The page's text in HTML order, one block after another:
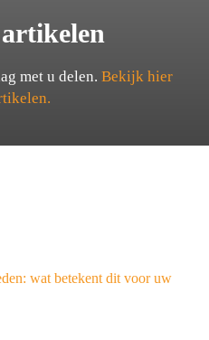
met u delen. Bekijk hier
wat betekent dit voor uw